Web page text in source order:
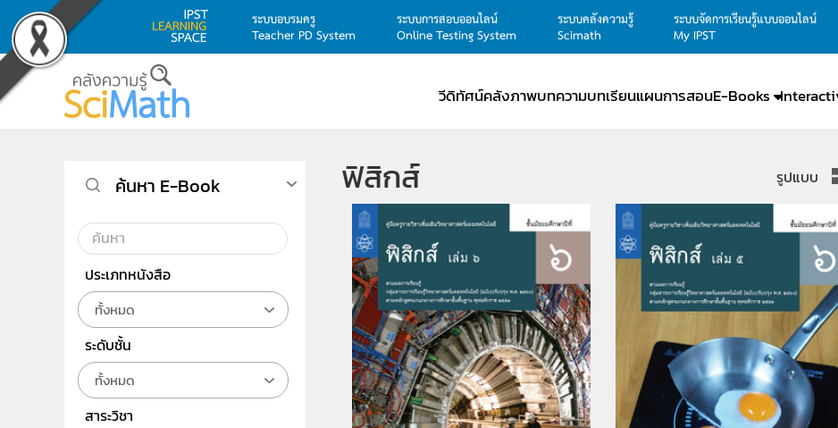
Skip to main content
ระบบอบรมครู
Teacher PD System
ระบบการสอบออนไลน์
Online Testing System
ระบบคลังความรู้
Scimath
ระบบจัดการเรียนรู้แบบออนไลน์
My IPST
วีดิทัศน์คลังภาพบทความบทเรียนแผนการสอนE-Books
ฟิสิกส์ รูปแบบ
ค้นหา E-Book
ประเภทหนังสือ
ทั้งหมด
ระดับชั้น
ทั้งหมด
สาระวิชา